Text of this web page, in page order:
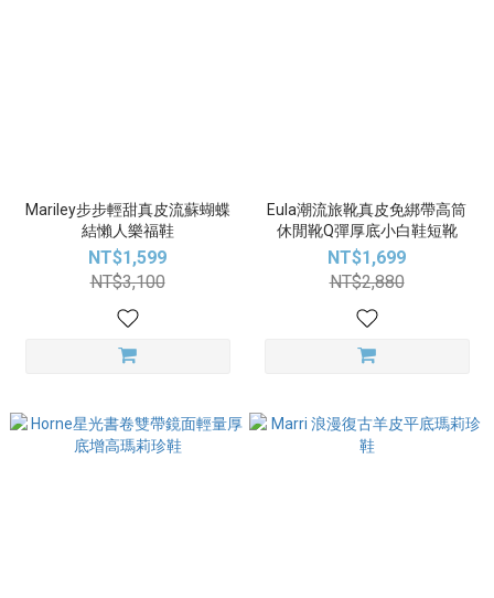
Mariley步步輕甜真皮流蘇蝴蝶
結懶人樂福鞋
NT$1,599
NT$3,100
Eula潮流旅靴真皮免綁帶高筒
休閒靴Q彈厚底小白鞋短靴
NT$1,699
NT$2,880